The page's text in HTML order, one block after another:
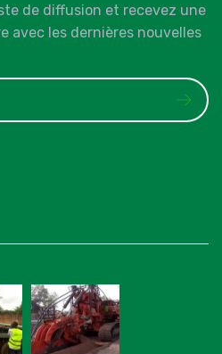
de diffusion et recevez une
avec les dernières nouvelles